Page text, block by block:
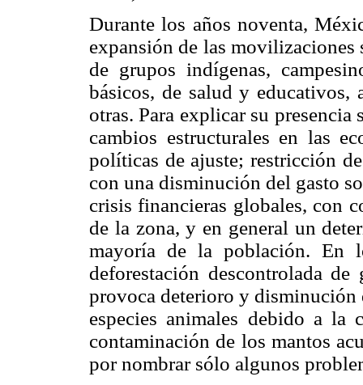
Durante los años noventa,
expansión de las movilizaciones
de grupos indígenas,
básicos, de salud y educativos,
otras. Para explicar su presencia
cambios estructurales en las
políticas de ajuste; restricción
con una disminución del gasto
crisis financieras globales, con
de la zona, y en general un
mayoría de la población. En
deforestación descontrolada
provoca deterioro y disminución
especies animales debido a la
contaminación de los mantos
por nombrar sólo algunos